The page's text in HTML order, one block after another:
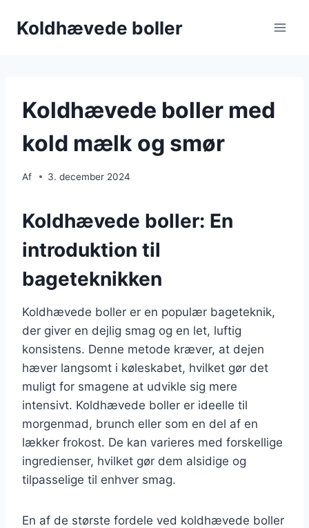
Koldhævede boller
Koldhævede boller med
kold mælk og smør
Af 3. december 2024
Koldhævede boller: En
introduktion til
bageteknikken
Koldhævede boller er en populær bageteknik,
der giver en dejlig smag og en let, luftig
konsistens. Denne metode kræver, at dejen
hæver langsomt i køleskabet, hvilket gør det
muligt for smagene at udvikle sig mere
intensivt. Koldhævede boller er ideelle til
morgenmad, brunch eller som en del af en
lækker frokost. De kan varieres med forskellige
ingredienser, hvilket gør dem alsidige og
tilpasselige til enhver smag.
En af de største fordele ved koldhævede boller